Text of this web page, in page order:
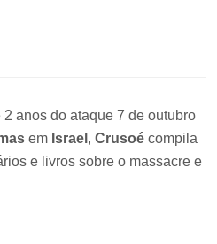
anos do ataque 7 de outubro
em Israel , Crusoé compila
e livros sobre o massacre e